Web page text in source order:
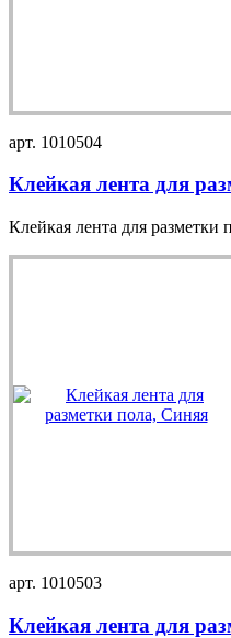
арт. 1010504
Клейкая лента для
Клейкая лента для разметки
арт. 1010503
Клейкая лента для